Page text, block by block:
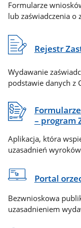
Formularze
lub zaświadczenia o
Rejestr
Wydawanie
podstawie danych z
– program
Aplikacja, która
uzasadnień
Portal
Bezwnioskowa
uzasadnieniem